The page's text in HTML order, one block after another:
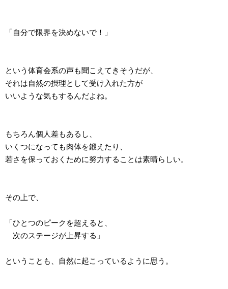
「自分で限界を決めないで！」
という体育会系の声も聞こえてきそうだが、
それは自然の摂理として受け入れた方が
いいような気もするんだよね。
もちろん個人差もあるし、
いくつになっても肉体を鍛えたり、
若さを保っておくために努力することは素晴らしい。
その上で、
「ひとつのピークを超えると、
次のステージが上昇する」
ということも、自然に起こっているように思う。